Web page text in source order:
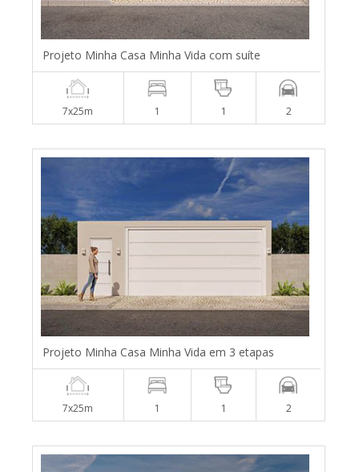
Projeto Minha Casa Minha Vida com suíte
7x25m 1 1 2
Projeto Minha Casa Minha Vida em 3 etapas
7x25m 1 1 2